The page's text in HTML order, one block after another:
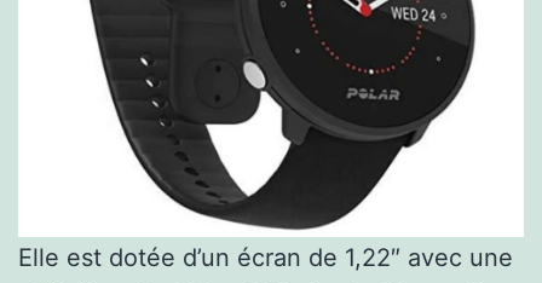
Elle est dotée d’un écran de 1,22″ avec une